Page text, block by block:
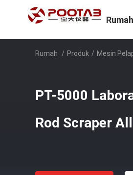
Rumah
Rumah / Produk / Mesin
PT-5000
Rod Scraper